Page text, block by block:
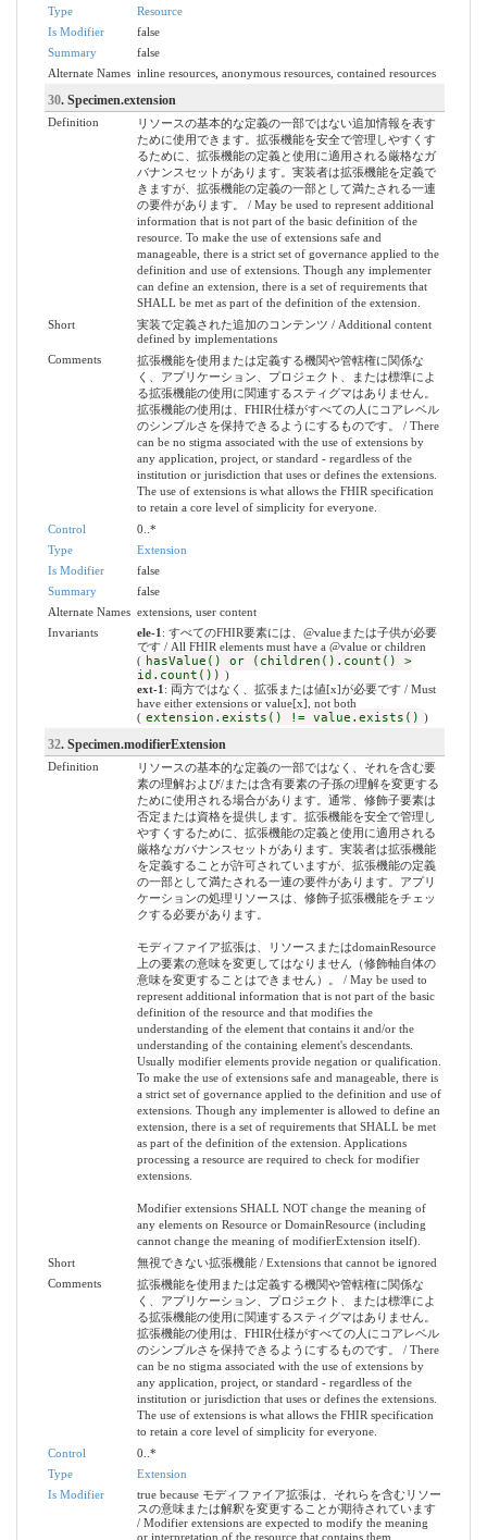
Type
Resource
Is Modifier
false
Summary
false
Alternate Names inline resources, anonymous resources, contained resources
30. Specimen.extension
Definition
リソースの基本的な定義の一部ではない追加情報を表す
ために使用できます。拡張機能を安全で管理しやすくす
るために、拡張機能の定義と使用に適用される厳格なガ
バナンスセットがあります。実装者は拡張機能を定義で
きますが、拡張機能の定義の一部として満たされる一連
の要件があります。 / May be used to represent additional
information that is not part of the basic definition of the
resource. To make the use of extensions safe and
manageable, there is a strict set of governance applied to the
definition and use of extensions. Though any implementer
can define an extension, there is a set of requirements that
SHALL be met as part of the definition of the extension.
Short
実装で定義された追加のコンテンツ / Additional content
defined by implementations
Comments
拡張機能を使用または定義する機関や管轄権に関係な
く、アプリケーション、プロジェクト、または標準によ
る拡張機能の使用に関連するスティグマはありません。
拡張機能の使用は、FHIR仕様がすべての人にコアレベル
のシンプルさを保持できるようにするものです。 / There
can be no stigma associated with the use of extensions by
any application, project, or standard - regardless of the
institution or jurisdiction that uses or defines the extensions.
The use of extensions is what allows the FHIR specification
to retain a core level of simplicity for everyone.
Control
0..*
Type
Extension
Is Modifier
false
Summary
false
Alternate Names extensions, user content
Invariants
ele-1 : すべてのFHIR要素には、@valueまたは子供が必要
です / All FHIR elements must have a @value or children
( hasValue() or (children().count() >
id.count()) )
ext-1 : 両方ではなく、拡張または値[x]が必要です / Must
have either extensions or value[x], not both
( extension.exists() != value.exists() )
32. Specimen.modifierExtension
Definition
リソースの基本的な定義の一部ではなく、それを含む要
素の理解および/または含有要素の子孫の理解を変更する
ために使用される場合があります。通常、修飾子要素は
否定または資格を提供します。拡張機能を安全で管理し
やすくするために、拡張機能の定義と使用に適用される
厳格なガバナンスセットがあります。実装者は拡張機能
を定義することが許可されていますが、拡張機能の定義
の一部として満たされる一連の要件があります。アプリ
ケーションの処理リソースは、修飾子拡張機能をチェッ
クする必要があります。
モディファイア拡張は、リソースまたはdomainResource
上の要素の意味を変更してはなりません（修飾軸自体の
意味を変更することはできません）。 / May be used to
represent additional information that is not part of the basic
definition of the resource and that modifies the
understanding of the element that contains it and/or the
understanding of the containing element's descendants.
Usually modifier elements provide negation or qualification.
To make the use of extensions safe and manageable, there is
a strict set of governance applied to the definition and use of
extensions. Though any implementer is allowed to define an
extension, there is a set of requirements that SHALL be met
as part of the definition of the extension. Applications
processing a resource are required to check for modifier
extensions.
Modifier extensions SHALL NOT change the meaning of
any elements on Resource or DomainResource (including
cannot change the meaning of modifierExtension itself).
Short
無視できない拡張機能 / Extensions that cannot be ignored
Comments
拡張機能を使用または定義する機関や管轄権に関係な
く、アプリケーション、プロジェクト、または標準によ
る拡張機能の使用に関連するスティグマはありません。
拡張機能の使用は、FHIR仕様がすべての人にコアレベル
のシンプルさを保持できるようにするものです。 / There
can be no stigma associated with the use of extensions by
any application, project, or standard - regardless of the
institution or jurisdiction that uses or defines the extensions.
The use of extensions is what allows the FHIR specification
to retain a core level of simplicity for everyone.
Control
0..*
Type
Extension
Is Modifier
true because モディファイア拡張は、それらを含むリソー
スの意味または解釈を変更することが期待されています
/ Modifier extensions are expected to modify the meaning
or interpretation of the resource that contains them